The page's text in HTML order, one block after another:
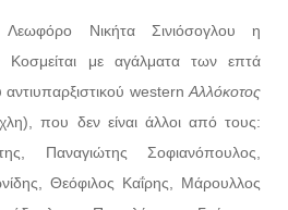
Λεωφόρο Νικήτα Σινιόσογλου η
Κοσμείται με αγάλματα των επτά
western Αλλόκοτος
που δεν είναι άλλοι από τους:
Παναγιώτης Σοφιανόπουλος,
Θεόφιλος Καΐρης, Μάρουλλος